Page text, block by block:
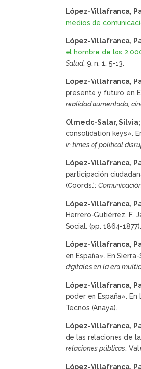
López-Villafranca,
medios de
López-Villafranca,
el hombre de los
Salud, 9, n. 1, 5-13.
López-Villafranca,
presente y futuro en
realidad aumentada,
Olmedo-Salar,
consolidation keys».
in times of political
López-Villafranca,
participación
(Coords.):
López-Villafranca,
Herrero-Gutiérrez, F.
Social. (pp. 1864-1877).
López-Villafranca,
en España». En
digitales en la era
López-Villafranca,
poder en España». En
Tecnos (Anaya).
López-Villafranca,
de las relaciones de
relaciones públicas.
López-Villafranca,